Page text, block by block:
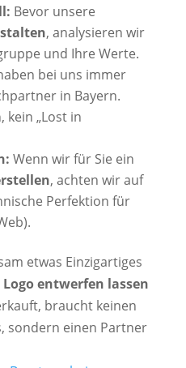
Bevor unsere
, analysieren wir
und Ihre Werte.
bei uns immer
in Bayern.
kein „Lost in
Wenn wir für Sie ein
, achten wir auf
Perfektion für
etwas Einzigartiges
Logo entwerfen lassen
braucht keinen
sondern einen Partner